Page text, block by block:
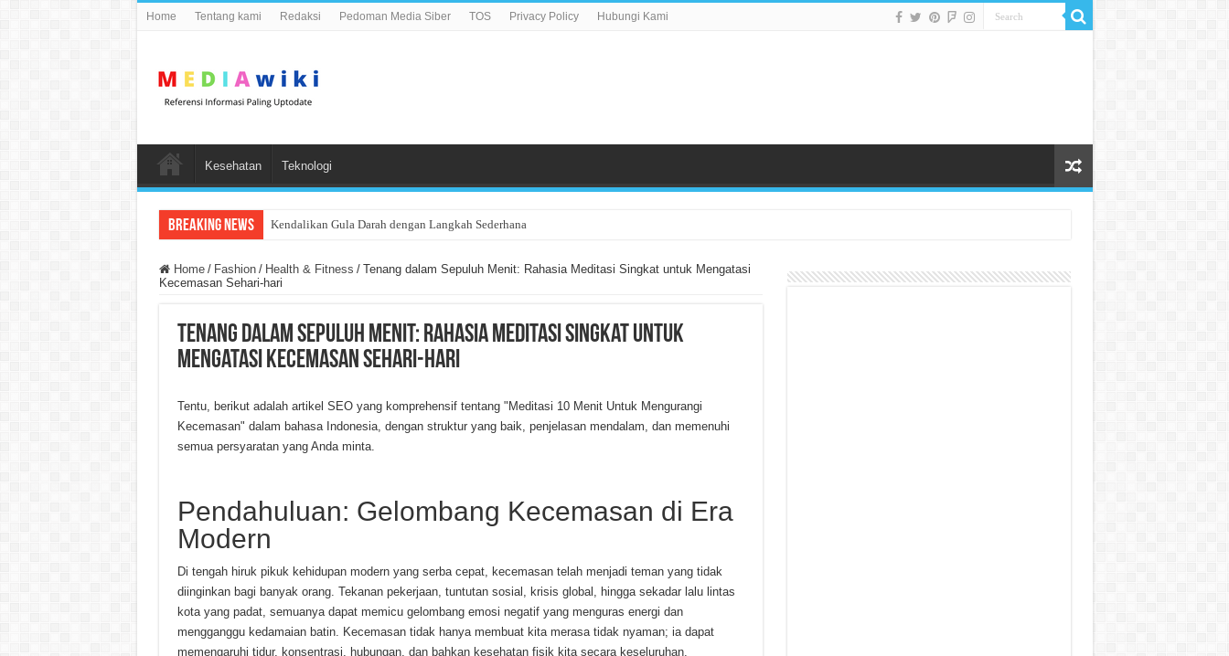
Home Tentang kami Redaksi Pedoman Media Siber TOS Privacy Policy Hubungi Kami
Kesehatan Teknologi
Breaking News Kendalikan Gula Darah dengan Langkah Sederhana
Home / Fashion / Health & Fitness / Tenang dalam Sepuluh Menit: Rahasia Meditasi Singkat untuk Mengatasi
Kecemasan Sehari-hari
Tenang dalam Sepuluh Menit: Rahasia Meditasi Singkat untuk
Mengatasi Kecemasan Sehari-hari
Tentu, berikut adalah artikel SEO yang komprehensif tentang "Meditasi 10 Menit Untuk Mengurangi
Kecemasan" dalam bahasa Indonesia, dengan struktur yang baik, penjelasan mendalam, dan memenuhi
semua persyaratan yang Anda minta.
Pendahuluan: Gelombang Kecemasan di Era
Modern
Di tengah hiruk pikuk kehidupan modern yang serba cepat, kecemasan telah menjadi teman yang tidak
diinginkan bagi banyak orang. Tekanan pekerjaan, tuntutan sosial, krisis global, hingga sekadar lalu lintas
kota yang padat, semuanya dapat memicu gelombang emosi negatif yang menguras energi dan
mengganggu kedamaian batin. Kecemasan tidak hanya membuat kita merasa tidak nyaman; ia dapat
memengaruhi tidur, konsentrasi, hubungan, dan bahkan kesehatan fisik kita secara keseluruhan.